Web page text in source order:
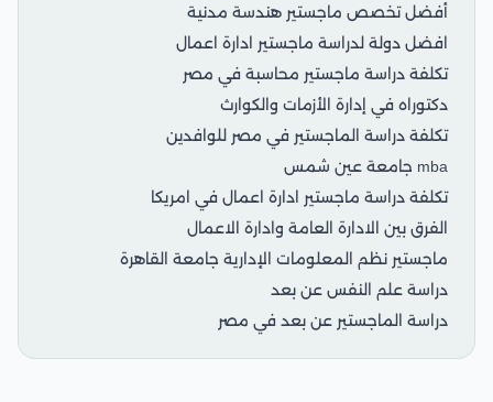
أفضل تخصص ماجستير هندسة مدنية
افضل دولة لدراسة ماجستير ادارة اعمال
تكلفة دراسة ماجستير محاسبة في مصر
دكتوراه في إدارة الأزمات والكوارث
تكلفة دراسة الماجستير في مصر للوافدين
mba جامعة عين شمس
تكلفة دراسة ماجستير ادارة اعمال في امريكا
الفرق بين الادارة العامة وادارة الاعمال
ماجستير نظم المعلومات الإدارية جامعة القاهرة
دراسة علم النفس عن بعد
دراسة الماجستير عن بعد في مصر